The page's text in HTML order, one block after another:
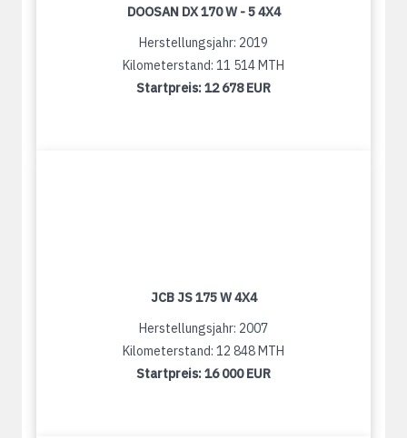
DOOSAN DX 170 W - 5 4X4
Herstellungsjahr: 2019
Kilometerstand: 11 514 MTH
Startpreis:12 678 EUR
JCB JS 175 W 4X4
Herstellungsjahr: 2007
Kilometerstand: 12 848 MTH
Startpreis:16 000 EUR